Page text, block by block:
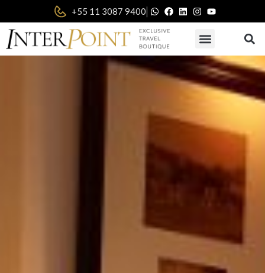
+55 11 3087 9400|